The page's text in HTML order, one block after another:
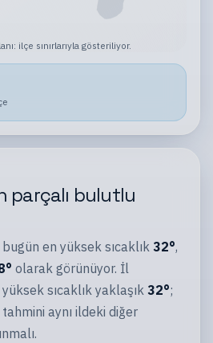
ilçe sınırlarıyla gösteriliyor.
parçalı bulutlu
en yüksek sıcaklık 32°,
° olarak görünüyor. İl
sıcaklık yaklaşık 32°;
tahmini aynı ildeki diğer